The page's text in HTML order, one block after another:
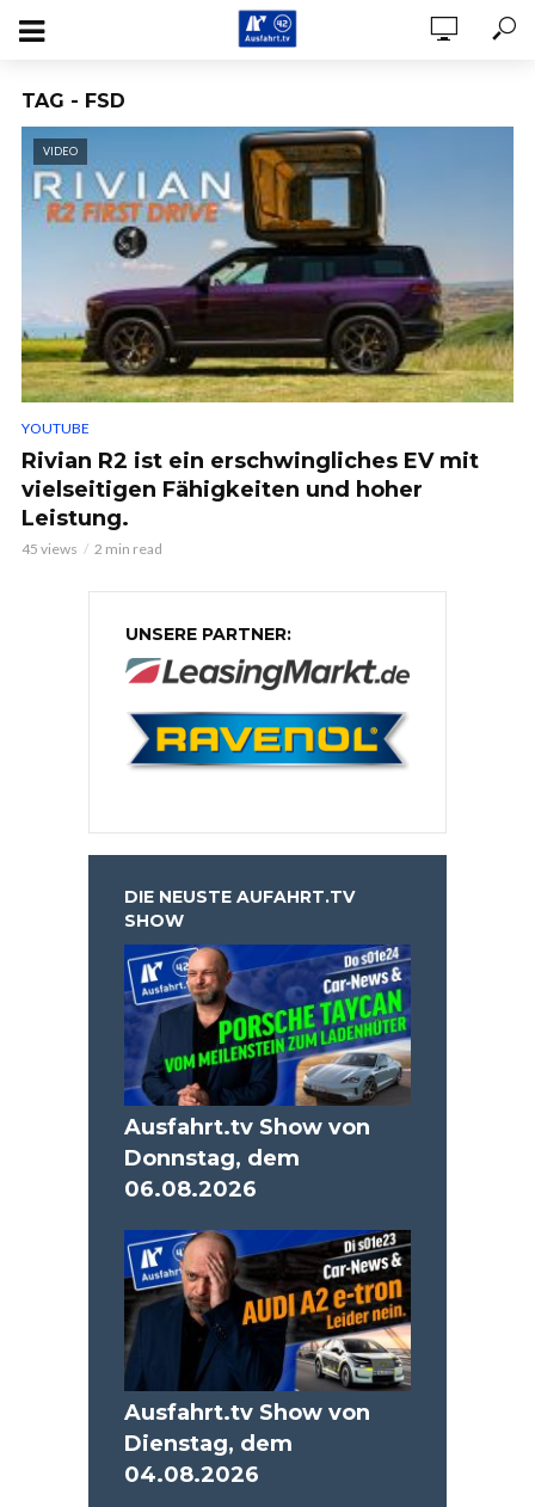
TAG - FSD
VIDEO
YOUTUBE
Rivian R2 ist ein erschwingliches EV mit
vielseitigen Fähigkeiten und hoher
Leistung.
45 views 2 min read
UNSERE PARTNER:
DIE NEUSTE AUFAHRT.TV
SHOW
Ausfahrt.tv Show von
Donnstag, dem
06.08.2026
Ausfahrt.tv Show von
Dienstag, dem
04.08.2026